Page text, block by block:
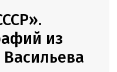
из